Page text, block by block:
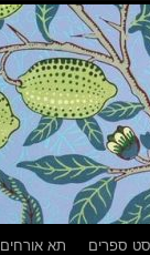
ספרים תא אורחים